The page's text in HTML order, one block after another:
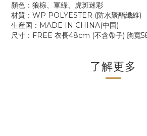
顏色：狼棕、軍綠、虎斑迷彩
材質： WP POLYESTER (防水聚酯纖維)
生産国：MADE IN CHINA(中国)
尺寸： FREE 衣長48cm (不含帶子) 胸寬
了解更多